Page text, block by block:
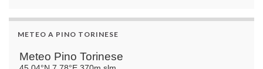
METEO A PINO TORINESE